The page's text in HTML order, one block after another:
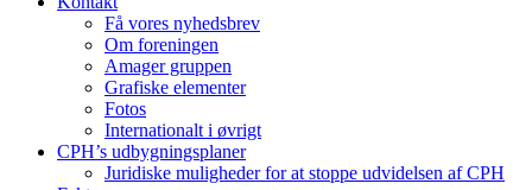
Få vores nyhedsbrev
Om foreningen
Amager gruppen
Grafiske elementer
Fotos
Internationalt i øvrigt
CPH’s udbygningsplaner
Juridiske muligheder for at stoppe udvidelsen af CPH